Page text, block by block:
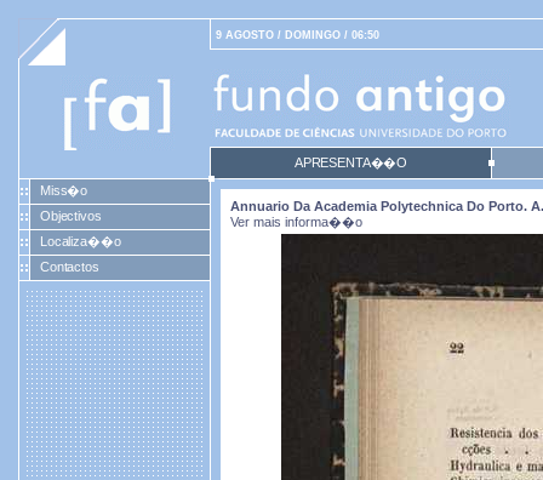
9 AGOSTO / DOMINGO / 06:50
APRESENTA��O
Miss�o
Objectivos
Localiza��o
Contactos
Annuario Da Academia Polytechnica Do Porto. A.
Ver mais informa��o